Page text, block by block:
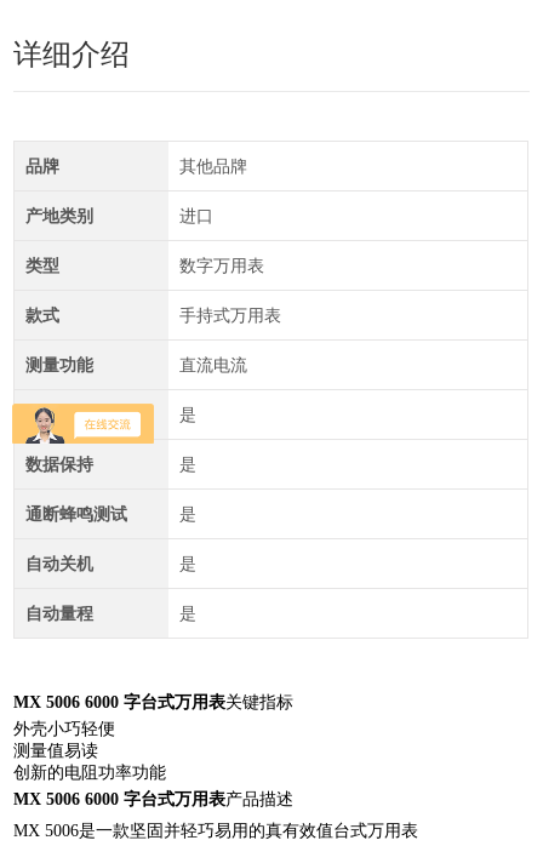
详细介绍
品牌 其他品牌
产地类别 进口
类型 数字万用表
款式 手持式万用表
测量功能 直流电流
二极管测试 是
数据保持 是
通断蜂鸣测试 是
自动关机 是
自动量程 是
MX 5006 6000 字台式万用表关键指标
外壳小巧轻便
测量值易读
创新的电阻功率功能
MX 5006 6000 字台式万用表产品描述
MX 5006是一款坚固并轻巧易用的真有效值台式万用表